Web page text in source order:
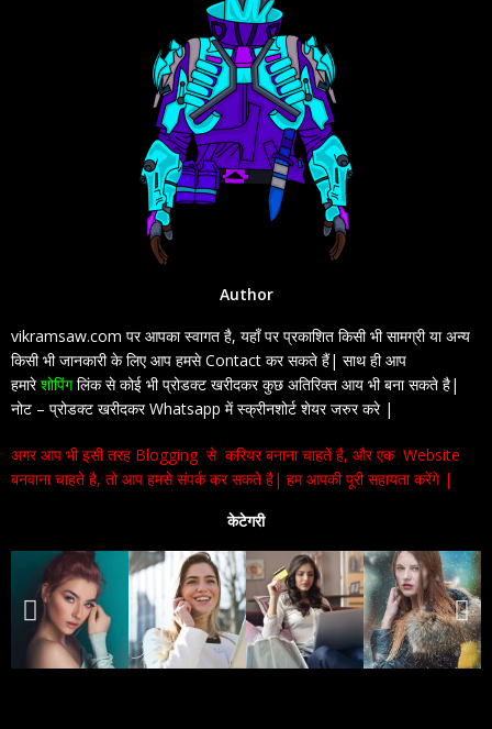
Author
vikramsaw.com पर आपका स्वागत है, यहाँ पर प्रकाशित किसी भी सामग्री या अन्य
किसी भी जानकारी के लिए आप हमसे Contact कर सकते हैं| साथ ही आप
हमारेशोपिंगलिंक से कोई भी प्रोडक्ट खरीदकर कुछ अतिरिक्त आय भी बना सकते है|
नोट – प्रोडक्ट खरीदकर Whatsapp में स्क्रीनशोर्ट शेयर जरुर करे |
अगर आप भी इसी तरह Blogging से करियर बनाना चाहतें है, और एक Website
बनवाना चाहते है, तो आप हमसे संपर्क कर सकते है| हम आपकी पूरी सहायता करेंगे |
केटेगरी